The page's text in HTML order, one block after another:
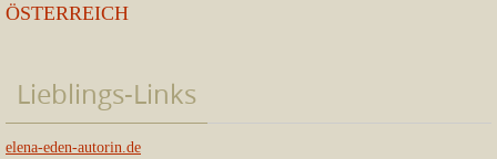
ÖSTERREICH
Lieblings-Links
elena-eden-autorin.de